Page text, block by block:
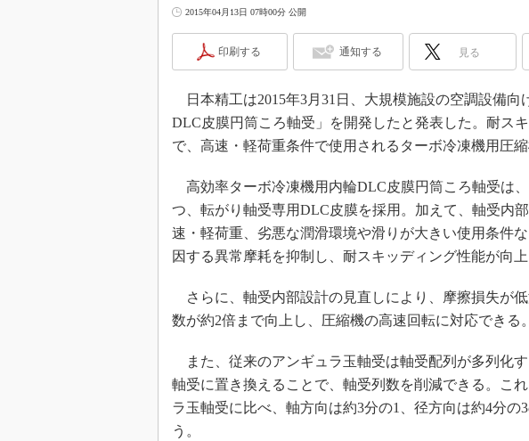
スマート
産業オー
2015年04月13日 07時00分 公開
印刷する 通知する 見る
日本精工は2015年3月31日、大規模施設の空調設備向
DLC皮膜円筒ころ軸受」を開発したと発表した。耐ス
で、高速・軽荷重条件で使用されるターボ冷凍機用圧
高効率ターボ冷凍機用内輪DLC皮膜円筒ころ軸受は
つ、転がり軸受専用DLC皮膜を採用。加えて、軸受内
速・軽荷重、劣悪な潤滑環境や滑りが大きい使用条件
因する異常摩耗を抑制し、耐スキッディング性能が向上
さらに、軸受内部設計の見直しにより、摩擦損失が
数が約2倍まで向上し、圧縮機の高速回転に対応できる。
また、従来のアンギュラ玉軸受は軸受配列が多列化
軸受に置き換えることで、軸受列数を削減できる。こ
ラ玉軸受に比べ、軸方向は約3分の1、径方向は約4分の
う。